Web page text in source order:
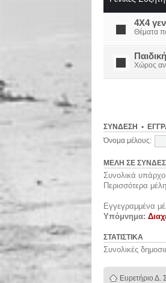
4X4
Θέματα
Χώρος
ΣΎΝΔΕΣΗ •
Όνομα μέλους:
ΜΈΛΗ ΣΕ
Συνολικά
Περισσότερα
Εγγεγραμμένα
Υπόμνημα:
ΣΤΑΤΙΣΤΙΚΆ
Συνολικές
Ευρετήριο Δ.